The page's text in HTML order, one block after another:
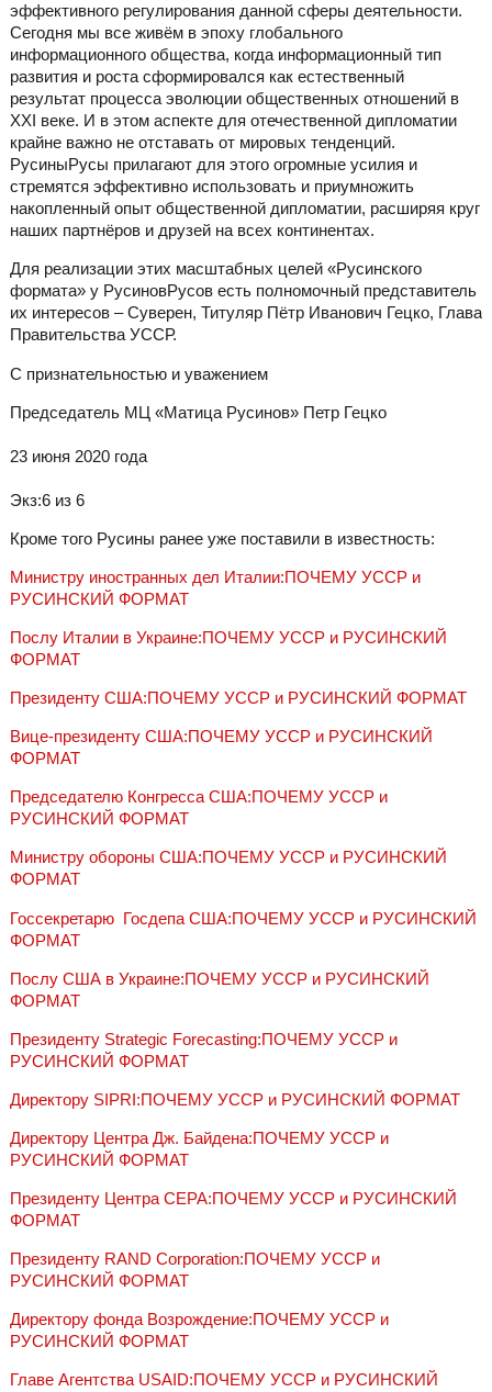
эффективного регулирования данной сферы деятельности.
Сегодня мы все живём в эпоху глобального
информационного общества, когда информационный тип
развития и роста сформировался как естественный
результат процесса эволюции общественных отношений в
ХХІ веке. И в этом аспекте для отечественной дипломатии
крайне важно не отставать от мировых тенденций.
РусиныРусы прилагают для этого огромные усилия и
стремятся эффективно использовать и приумножить
накопленный опыт общественной дипломатии, расширяя круг
наших партнёров и друзей на всех континентах.
Для реализации этих масштабных целей «Русинского
формата» у РусиновРусов есть полномочный представитель
их интересов – Суверен, Титуляр Пётр Иванович Гецко, Глава
Правительства УССР.
С признательностью и уважением
Председатель МЦ «Матица Русинов» Петр Гецко
23 июня 2020 года
Экз:6 из 6
Кроме того Русины ранее уже поставили в известность:
Министру иностранных дел Италии:ПОЧЕМУ УССР и
РУСИНСКИЙ ФОРМАТ
Послу Италии в Украине:ПОЧЕМУ УССР и РУСИНСКИЙ
ФОРМАТ
Президенту США:ПОЧЕМУ УССР и РУСИНСКИЙ ФОРМАТ
Вице-президенту США:ПОЧЕМУ УССР и РУСИНСКИЙ
ФОРМАТ
Председателю Конгресса США:ПОЧЕМУ УССР и
РУСИНСКИЙ ФОРМАТ
Министру обороны США:ПОЧЕМУ УССР и РУСИНСКИЙ
ФОРМАТ
Госсекретарю‎ ‎ Госдепа США:ПОЧЕМУ УССР и РУСИНСКИЙ
ФОРМАТ
Послу США в Украине:ПОЧЕМУ УССР и РУСИНСКИЙ
ФОРМАТ
Президенту Strategic Forecasting:ПОЧЕМУ УССР и
РУСИНСКИЙ ФОРМАТ
Директору SIPRI:ПОЧЕМУ УССР и РУСИНСКИЙ ФОРМАТ
Директору Центра Дж. Байдена:ПОЧЕМУ УССР и
РУСИНСКИЙ ФОРМАТ
Президенту Центра CEPA:ПОЧЕМУ УССР и РУСИНСКИЙ
ФОРМАТ
Президенту RAND Corporation:ПОЧЕМУ УССР и
РУСИНСКИЙ ФОРМАТ
Директору фонда Возрождение:ПОЧЕМУ УССР и
РУСИНСКИЙ ФОРМАТ
Главе Агентства USAID:ПОЧЕМУ УССР и РУСИНСКИЙ